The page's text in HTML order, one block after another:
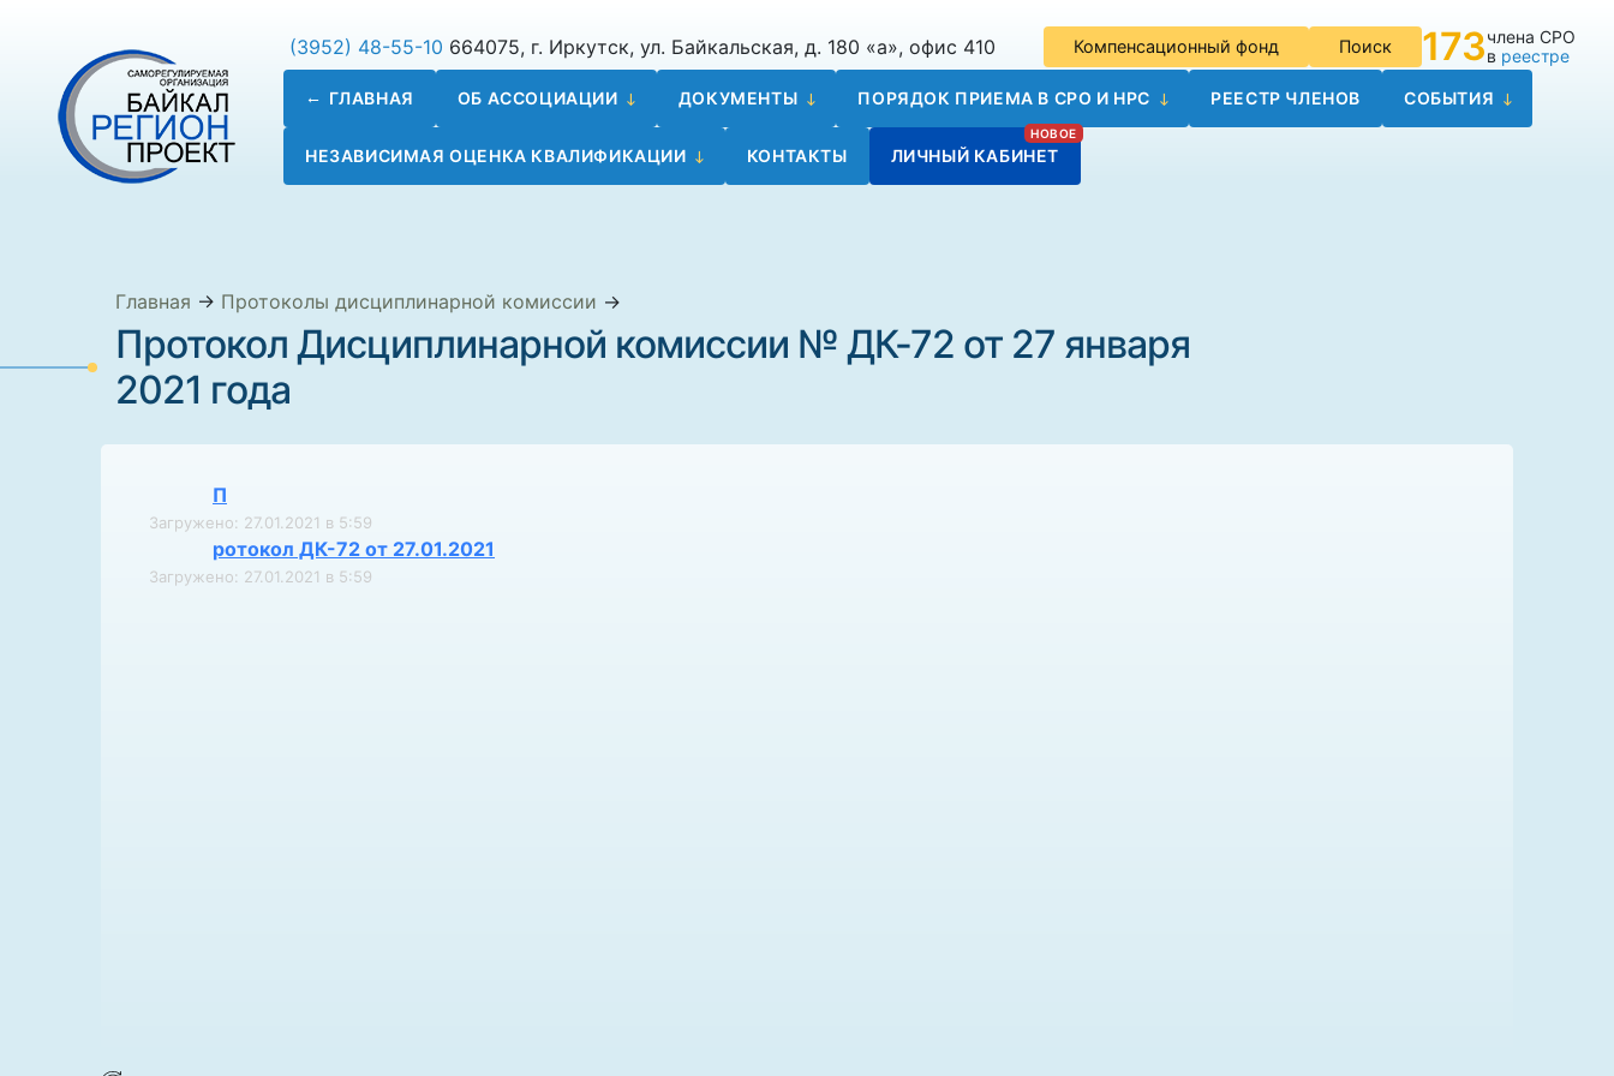
(3952) 48-55-10 664075, г. Иркутск, ул. Байкальская, д. 180 «а», офис 410 Компенсационный фонд Поиск 173члена СРО
в реестре
ГЛАВНАЯ ОБ АССОЦИАЦИИ ДОКУМЕНТЫ ПОРЯДОК ПРИЕМА В СРО И НРС РЕЕСТР ЧЛЕНОВ СОБЫТИЯ
НЕЗАВИСИМАЯ ОЦЕНКА КВАЛИФИКАЦИИ КОНТАКТЫ ЛИЧНЫЙ КАБИНЕТ
Главная → Протоколы дисциплинарной комиссии →
Протокол Дисциплинарной комиссии № ДК-72 от 27 января
2021 года
П
Загружено: 27.01.2021 в 5:59
ротокол ДК-72 от 27.01.2021
Загружено: 27.01.2021 в 5:59